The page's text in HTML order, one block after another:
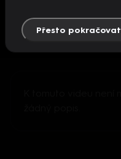
Přesto pokračovat